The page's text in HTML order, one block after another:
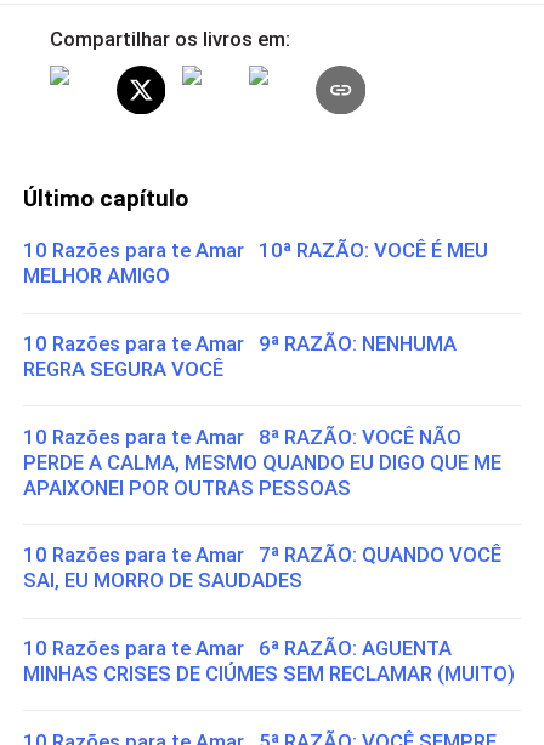
Compartilhar os livros em:
Último capítulo
10 Razões para te Amar 10ª RAZÃO: VOCÊ É MEU
MELHOR AMIGO
10 Razões para te Amar 9ª RAZÃO: NENHUMA
REGRA SEGURA VOCÊ
10 Razões para te Amar 8ª RAZÃO: VOCÊ NÃO
PERDE A CALMA, MESMO QUANDO EU DIGO QUE ME
APAIXONEI POR OUTRAS PESSOAS
10 Razões para te Amar 7ª RAZÃO: QUANDO VOCÊ
SAI, EU MORRO DE SAUDADES
10 Razões para te Amar 6ª RAZÃO: AGUENTA
MINHAS CRISES DE CIÚMES SEM RECLAMAR (MUITO)